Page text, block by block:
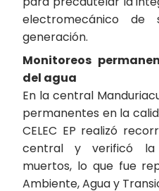
electromecánico de
generación.
Monitoreos
del agua
En la central
permanentes en la
CELEC EP realizó
central y verificó la
muertos, lo que fue
Ambiente, Agua y